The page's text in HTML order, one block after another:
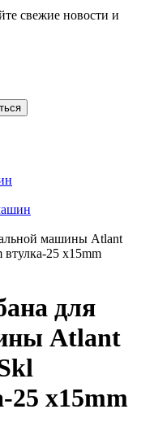
свежие новости и
машины Atlant
25 х15mm
для
Atlant
25 х15mm